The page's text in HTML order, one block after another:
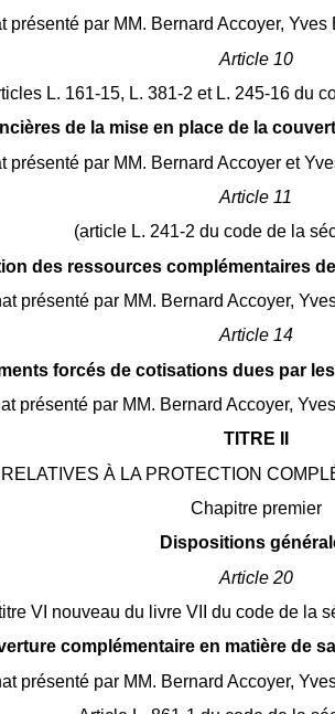
présenté par MM. Bernard Accoyer,
Article 10
L. 161-15, L. 381-2 et L. 245-16 du
de la mise en place de la
présenté par MM. Bernard Accoyer et
Article 11
(article L. 241-2 du code de la
des ressources complémentaires
présenté par MM. Bernard Accoyer,
Article 14
forcés de cotisations dues par
présenté par MM. Bernard Accoyer,
TITRE II
À LA PROTECTION
Chapitre premier
Dispositions
Article 20
VI nouveau du livre VII du code de la
complémentaire en matière de
présenté par MM. Bernard Accoyer,